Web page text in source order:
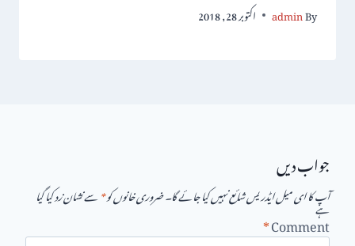
By
admin اکتوبر 28, 2018
جواب دیں
آپ کا ای میل ایڈریس شائع نہیں کیا جائے گا۔ضروری خانوں کو*سے نشان زد کیا گیا ہے
Comment
*